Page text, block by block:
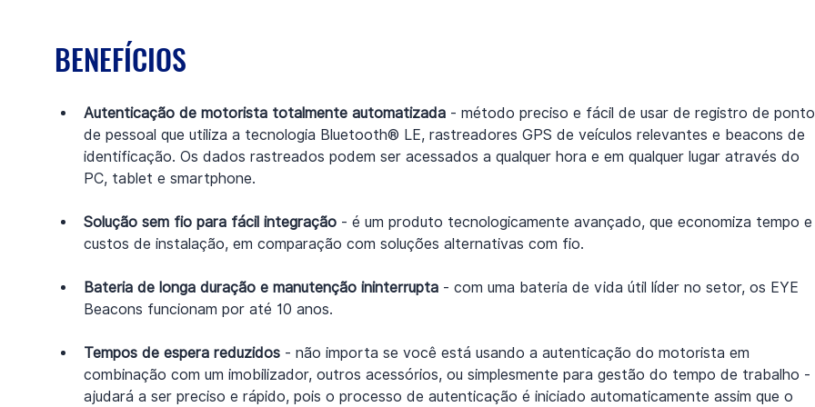
BENEFÍCIOS
Autenticação de motorista totalmente automatizada - método preciso e fácil de usar de registro de ponto
de pessoal que utiliza a tecnologia Bluetooth® LE, rastreadores GPS de veículos relevantes e beacons de
identificação. Os dados rastreados podem ser acessados ​​a qualquer hora e em qualquer lugar através do
PC, tablet e smartphone.
Solução sem fio para fácil integração - é um produto tecnologicamente avançado, que economiza tempo e
custos de instalação, em comparação com soluções alternativas com fio.
Bateria de longa duração e manutenção ininterrupta - com uma bateria de vida útil líder no setor, os EYE
Beacons funcionam por até 10 anos.
Tempos de espera reduzidos - não importa se você está usando a autenticação do motorista em
combinação com um imobilizador, outros acessórios, ou simplesmente para gestão do tempo de trabalho -
ajudará a ser preciso e rápido, pois o processo de autenticação é iniciado automaticamente assim que o